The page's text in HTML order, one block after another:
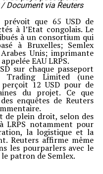
Document via Reuters
que 65 USD de
à l’Etat congolais. Le
à un consortium qui
à Bruxelles; Semlex
Unis; imprimante
EAU LRPS.
sur chaque passeport
Trading Limited (une
perçoit 12 USD pour de
du projet. Ce que
enquêtes de Reuters
de plein droit, selon des
LRPS notamment pour
la logistique et la
Reuters affirme même
les pourparlers avec le
patron de Semlex.